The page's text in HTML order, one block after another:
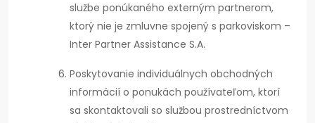
službe ponúkaného externým partnerom,
ktorý nie je zmluvne spojený s parkoviskom –
Inter Partner Assistance S.A.
Poskytovanie individuálnych obchodných
informácií o ponukách používateľom, ktorí
sa skontaktovali so službou prostredníctvom